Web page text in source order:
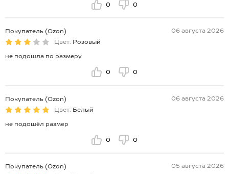
0 0
Покупатель (Ozon)
06 августа 2026
Цвет: Розовый
не подошла по размеру
0 0
Покупатель (Ozon)
06 августа 2026
Цвет: Белый
не подошёл размер
0 0
Покупатель (Ozon)
05 августа 2026